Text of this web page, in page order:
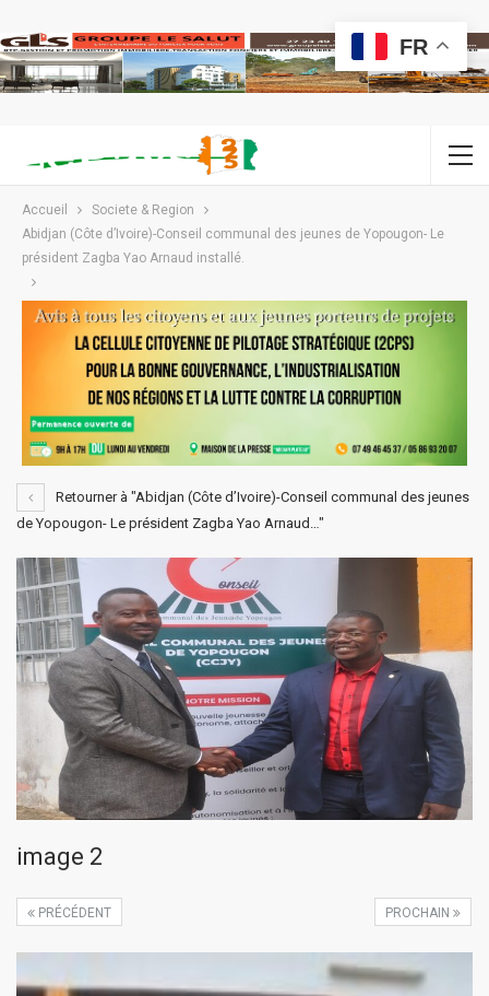
Accueil
Societe & Region
Abidjan (Côte d’Ivoire)-Conseil communal des jeunes de Yopougon- Le
président Zagba Yao Arnaud installé.
Retourner à "Abidjan (Côte d’Ivoire)-Conseil communal des jeunes
de Yopougon- Le président Zagba Yao Arnaud…"
image 2
PROCHAIN
PRÉCÉDENT
FR